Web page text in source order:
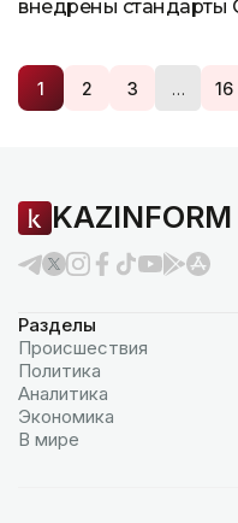
внедрены стандарты
1 2 3 … 16
KAZINFORM
Разделы
Происшествия
Политика
Аналитика
Экономика
В мире